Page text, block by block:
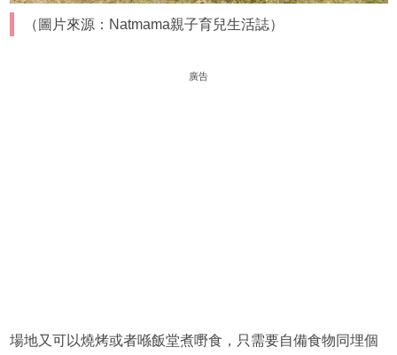
（圖片來源：Natmama親子育兒生活誌）
廣告
場地又可以燒烤或者喺飯堂煮嘢食，只需要自備食物同埋個